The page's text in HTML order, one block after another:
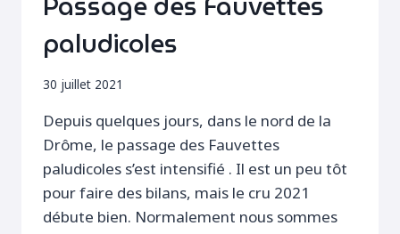
paludicoles
30 juillet 2021
Depuis quelques jours, dans le nord de la
Drôme, le passage des Fauvettes
paludicoles s’est intensifié . Il est un peu tôt
pour faire des bilans, mais le cru 2021
débute bien. Normalement nous sommes